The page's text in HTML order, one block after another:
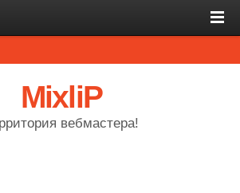
MixliP
вебмастера!